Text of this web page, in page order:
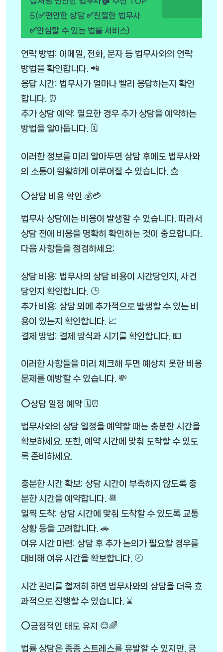
5(✅편안한 상담 ✅친절한 법무사
✅안심할 수 있는 법률 서비스)
연락 방법: 이메일, 전화, 문자 등 법무사와의 연락
방법을 확인합니다. 📲
응답 시간: 법무사가 얼마나 빨리 응답하는지 확인
합니다. ⏰
추가 상담 예약: 필요한 경우 추가 상담을 예약하는
방법을 알아둡니다. 🗓️
이러한 정보를 미리 알아두면 상담 후에도 법무사와
의 소통이 원활하게 이루어질 수 있습니다. 📩
⭕상담 비용 확인 💰💳
법무사 상담에는 비용이 발생할 수 있습니다. 따라서
상담 전에 비용을 명확히 확인하는 것이 중요합니다.
다음 사항들을 점검하세요:
상담 비용: 법무사의 상담 비용이 시간당인지, 사건
당인지 확인합니다. 🕒
추가 비용: 상담 외에 추가적으로 발생할 수 있는 비
용이 있는지 확인합니다. 📈
결제 방법: 결제 방식과 시기를 확인합니다. 💵
이러한 사항들을 미리 체크해 두면 예상치 못한 비용
문제를 예방할 수 있습니다. 💸
⭕상담 일정 예약 🗓️⏰
법무사와의 상담 일정을 예약할 때는 충분한 시간을
확보하세요. 또한, 예약 시간에 맞춰 도착할 수 있도
록 준비하세요.
충분한 시간 확보: 상담 시간이 부족하지 않도록 충
분한 시간을 예약합니다. 📆
일찍 도착: 상담 시간에 맞춰 도착할 수 있도록 교통
상황 등을 고려합니다. 🚗
여유 시간 마련: 상담 후 추가 논의가 필요할 경우를
대비해 여유 시간을 확보합니다. 🕗
시간 관리를 철저히 하면 법무사와의 상담을 더욱 효
과적으로 진행할 수 있습니다. ⌛
⭕긍정적인 태도 유지 😊🌈
법률 상담은 종종 스트레스를 유발할 수 있지만, 긍